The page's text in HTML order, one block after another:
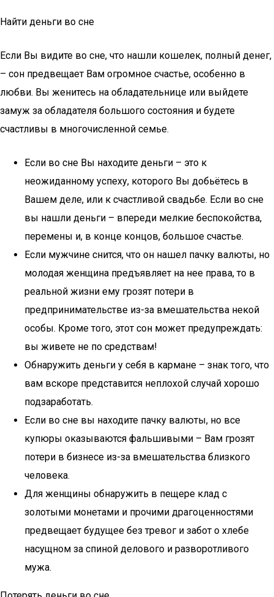
Найти деньги во сне
Если Вы видите во сне, что нашли кошелек, полный денег,
– сон предвещает Вам огромное счастье, особенно в
любви. Вы женитесь на обладательнице или выйдете
замуж за обладателя большого состояния и будете
счастливы в многочисленной семье.
Если во сне Вы находите деньги – это к
неожиданному успеху, которого Вы добьётесь в
Вашем деле, или к счастливой свадьбе. Если во сне
вы нашли деньги – впереди мелкие беспокойства,
перемены и, в конце концов, большое счастье.
Если мужчине снится, что он нашел пачку валюты, но
молодая женщина предъявляет на нее права, то в
реальной жизни ему грозят потери в
предпринимательстве из-за вмешательства некой
особы. Кроме того, этот сон может предупреждать:
вы живете не по средствам!
Обнаружить деньги у себя в кармане – знак того, что
вам вскоре представится неплохой случай хорошо
подзаработать.
Если во сне вы находите пачку валюты, но все
купюры оказываются фальшивыми – Вам грозят
потери в бизнесе из-за вмешательства близкого
человека.
Для женщины обнаружить в пещере клад с
золотыми монетами и прочими драгоценностями
предвещает будущее без тревог и забот о хлебе
насущном за спиной делового и разворотливого
мужа.